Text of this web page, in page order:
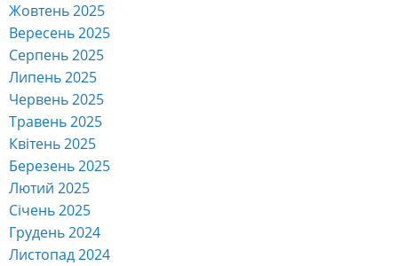
Жовтень 2025
Вересень 2025
Серпень 2025
Липень 2025
Червень 2025
Травень 2025
Квітень 2025
Березень 2025
Лютий 2025
Січень 2025
Грудень 2024
Листопад 2024